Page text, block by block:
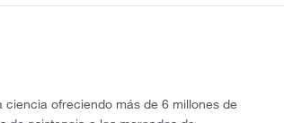
ciencia ofreciendo más de 6 millones de